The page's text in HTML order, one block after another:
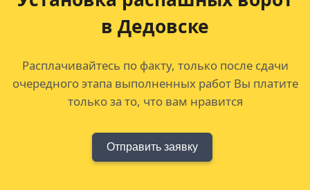
в Дедовске
Расплачивайтесь по факту, только после сдачи
очередного этапа выполненных работ Вы платите
только за то, что вам нравится
Отправить заявку